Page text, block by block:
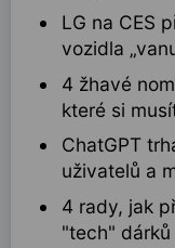
LG na CES
vozidla
4 žhavé
které si
ChatGPT
uživatelů a
4 rady, jak
"tech" dárků